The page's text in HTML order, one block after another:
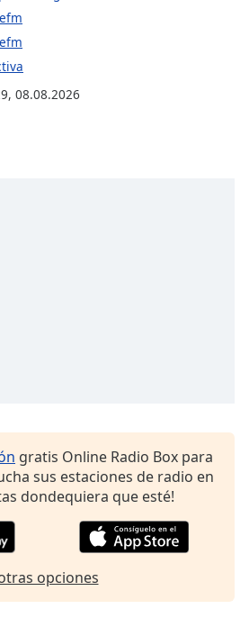
, 08.08.2026
gratis Online Radio Box para
sus estaciones de radio en
dondequiera que esté!
opciones